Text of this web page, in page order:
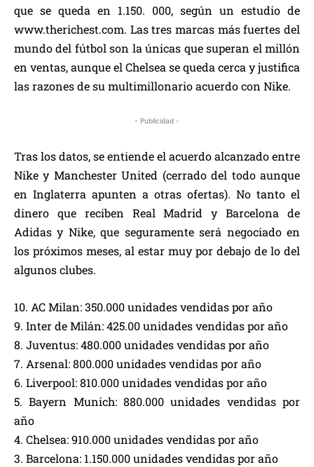
que se queda en 1.150. 000, según un estudio de
www.therichest.com. Las tres marcas más fuertes del
mundo del fútbol son la únicas que superan el millón
en ventas, aunque el Chelsea se queda cerca y justifica
las razones de su multimillonario acuerdo con Nike.
- Publicidad -
Tras los datos, se entiende el acuerdo alcanzado entre
Nike y Manchester United (cerrado del todo aunque
en Inglaterra apunten a otras ofertas). No tanto el
dinero que reciben Real Madrid y Barcelona de
Adidas y Nike, que seguramente será negociado en
los próximos meses, al estar muy por debajo de lo del
algunos clubes.
10. AC Milan: 350.000 unidades vendidas por año
9. Inter de Milán: 425.00 unidades vendidas por año
8. Juventus: 480.000 unidades vendidas por año
7. Arsenal: 800.000 unidades vendidas por año
6. Liverpool: 810.000 unidades vendidas por año
5. Bayern Munich: 880.000 unidades vendidas por
año
4. Chelsea: 910.000 unidades vendidas por año
3. Barcelona: 1.150.000 unidades vendidas por año